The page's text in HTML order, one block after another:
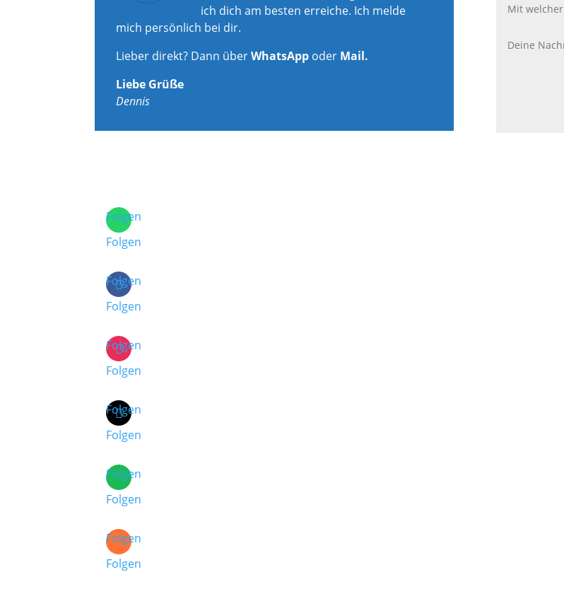
ich dich am besten erreiche. Ich melde
mich persönlich bei dir.
Lieber direkt? Dann überWhatsApp oder Mail.
Liebe Grüße
Dennis
Folgen
Folgen
Folgen
Folgen
Folgen
Folgen
Folgen
Folgen
Folgen
Folgen
Folgen
Folgen